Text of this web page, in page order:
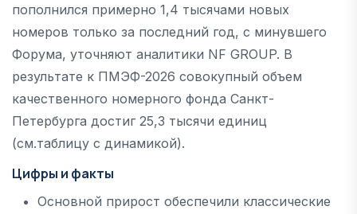
пополнился примерно 1,4 тысячами новых
номеров только за последний год, с минувшего
Форума, уточняют аналитики NF GROUP. В
результате к ПМЭФ-2026 совокупный объем
качественного номерного фонда Санкт-
Петербурга достиг 25,3 тысячи единиц
(см.таблицу с динамикой).
Цифры и факты
Основной прирост обеспечили классические